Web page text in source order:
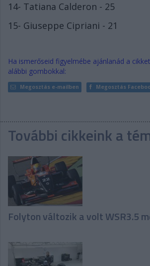
14- Tatiana Calderon - 25
15- Giuseppe Cipriani - 21
Ha ismerőseid figyelmébe ajánlanád a
alábbi gombokkal:
Megosztás e-mailben Megosztás
További cikkeink a
Folyton változik a volt WSR3.5